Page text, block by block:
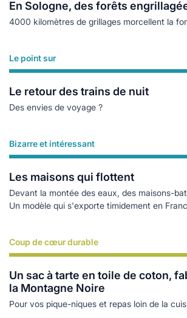
En Sologne, des forêts
4000 kilomètres de grillages morcellent la
Le point sur
Le retour des trains de nuit
Des envies de voyage ?
Lire plus
Bizarre et intéressant
Les maisons qui flottent
Devant la montée des eaux, des maisons-
Un modèle qui s'exporte timidement en
Lire plus
Coup de cœur durable
Un sac à tarte en toile de coton,
la Montagne Noire
Pour vos pique-niques et repas loin de la
Lire plus